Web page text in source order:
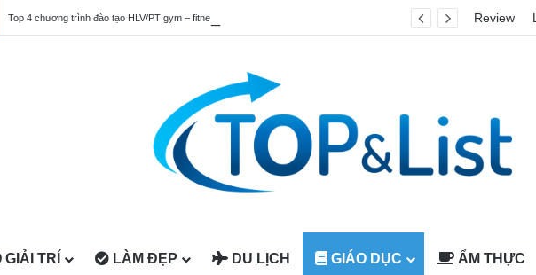
Top 4 chương trình đào tạo HLV/PT gym – fitness quốc tế được công nhận tại Việt Nam Review
GIẢI TRÍ LÀM ĐẸP DU LỊCH GIÁO DỤC ẨM THỰC